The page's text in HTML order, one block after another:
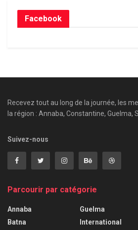
Facebook
Recevez tout au long de la journée, les
la région : Annaba, Constantine, Guelma,
Suivez-nous
Parcourir par catégorie
Annaba
Batna
Guelma
International